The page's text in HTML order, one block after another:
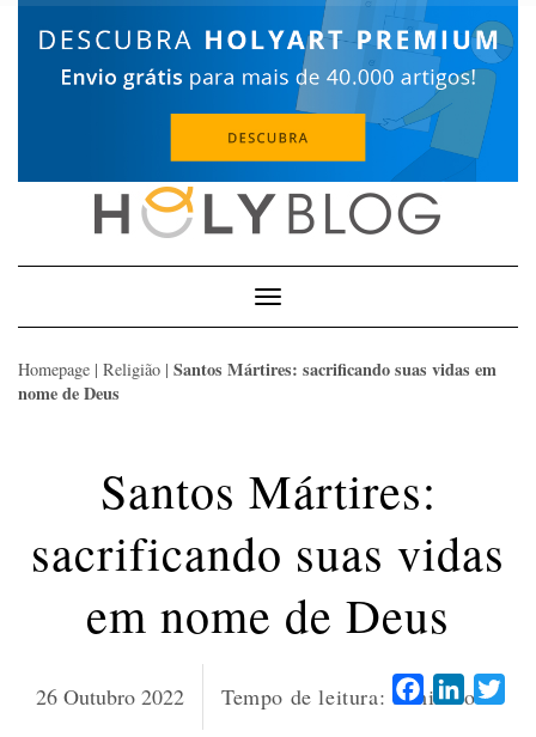
Toggle
Navigation
Homepage | Religião | Santos Mártires: sacrificando suas vidas em
nome de Deus
Santos Mártires:
sacrificando suas vidas
em nome de Deus
26 Outubro 2022 Tempo de leitura: 9 minutos
Facebook